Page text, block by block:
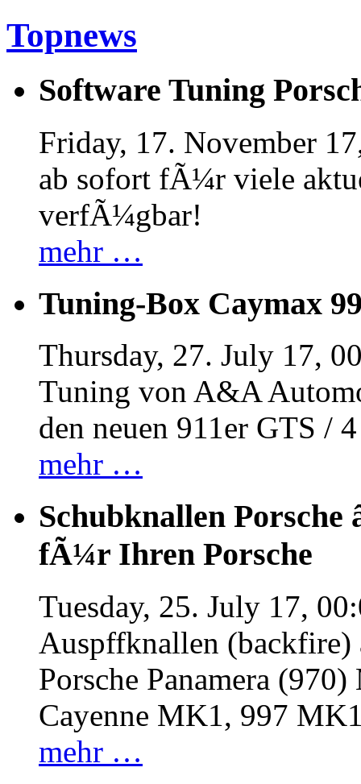
Topnews
Software Tuning
Friday, 17. November
ab sofort fÃ¼r viele
verfÃ¼gbar!
mehr …
Tuning-Box Caymax
Thursday, 27. July 17,
Tuning von A&A
den neuen 911er GTS /
mehr …
Schubknallen Porsche
fÃ¼r Ihren Porsche
Tuesday, 25. July 17,
Auspffknallen
Porsche Panamera
Cayenne MK1, 997
mehr …